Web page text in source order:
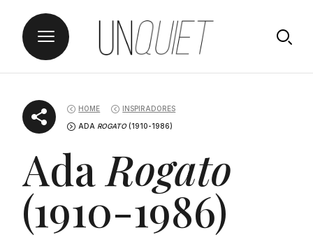
content
HOME INSPIRADORES
ADA ROGATO(1910-1986)
AdaRogato
(1910-1986)